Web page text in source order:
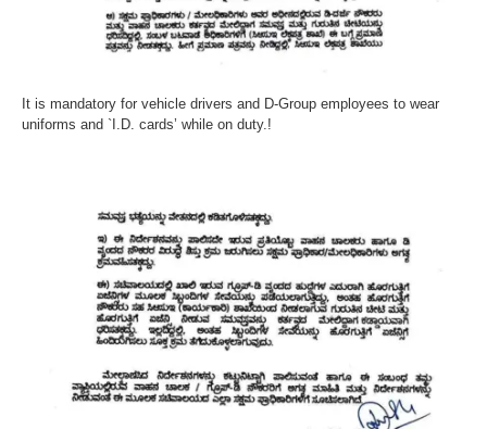
It is mandatory for vehicle drivers and D-Group employees to wear
uniforms and `I.D. cards’ while on duty.!